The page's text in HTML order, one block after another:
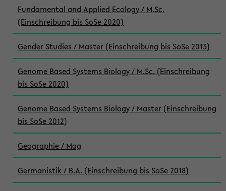
Fundamental and Applied Ecology / M.Sc.
(Einschreibung bis SoSe 2020)
Gender Studies / Master (Einschreibung bis SoSe 2013)
Genome Based Systems Biology / M.Sc. (Einschreibung
bis SoSe 2020)
Genome Based Systems Biology / Master (Einschreibung
bis SoSe 2012)
Geographie / Mag
Germanistik / B.A. (Einschreibung bis SoSe 2018)